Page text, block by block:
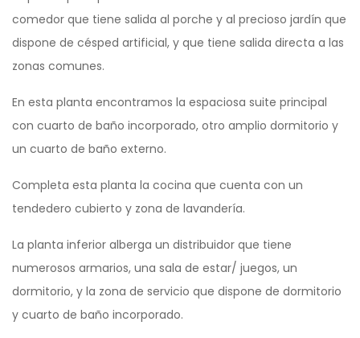
comedor que tiene salida al porche y al precioso jardín que
dispone de césped artificial, y que tiene salida directa a las
zonas comunes.
En esta planta encontramos la espaciosa suite principal
con cuarto de baño incorporado, otro amplio dormitorio y
un cuarto de baño externo.
Completa esta planta la cocina que cuenta con un
tendedero cubierto y zona de lavandería.
La planta inferior alberga un distribuidor que tiene
numerosos armarios, una sala de estar/ juegos, un
dormitorio, y la zona de servicio que dispone de dormitorio
y cuarto de baño incorporado.